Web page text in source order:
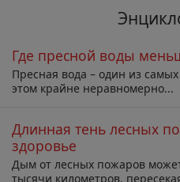
Где пресной воды
Пресная вода – один из
этом крайне неравномерно...
Длинная тень лесных
здоровье
Дым от лесных пожаров
тысячи километров,